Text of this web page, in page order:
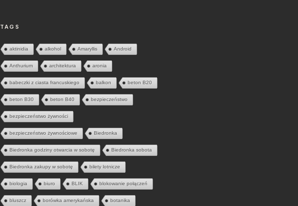
TAGS
aktinidia alkohol Amaryllis Android
Anthurium architektura aronia
babeczki z ciasta francuskiego balkon beton B20
beton B30 beton B40 bezpieczeństwo
bezpieczeństwo żywności
bezpieczeństwo żywnościowe Biedronka
Biedronka godziny otwarcia w sobotę Biedronka sobota
Biedronka zakupy w sobotę bilety lotnicze
biologia biuro BLIK blokowanie połączeń
bluszcz borówka amerykańska botanika